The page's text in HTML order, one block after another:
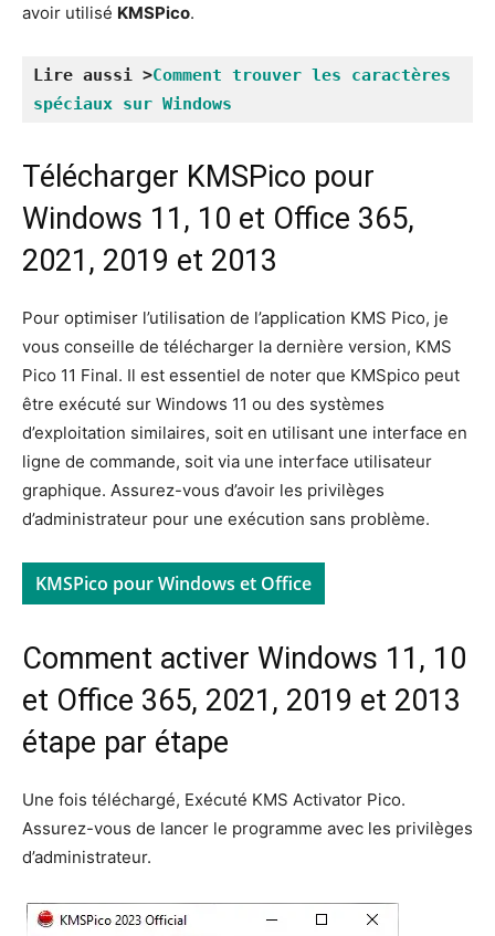
avoir utilisé KMSPico.
Lire aussi >Comment trouver les caractères
spéciaux sur Windows
Télécharger KMSPico pour
Windows 11, 10 et Office 365,
2021, 2019 et 2013
Pour optimiser l’utilisation de l’application KMS Pico, je
vous conseille de télécharger la dernière version, KMS
Pico 11 Final. Il est essentiel de noter que KMSpico peut
être exécuté sur Windows 11 ou des systèmes
d’exploitation similaires, soit en utilisant une interface en
ligne de commande, soit via une interface utilisateur
graphique. Assurez-vous d’avoir les privilèges
d’administrateur pour une exécution sans problème.
KMSPico pour Windows et Office
Comment activer Windows 11, 10
et Office 365, 2021, 2019 et 2013
étape par étape
Une fois téléchargé, Exécuté KMS Activator Pico.
Assurez-vous de lancer le programme avec les privilèges
d’administrateur.